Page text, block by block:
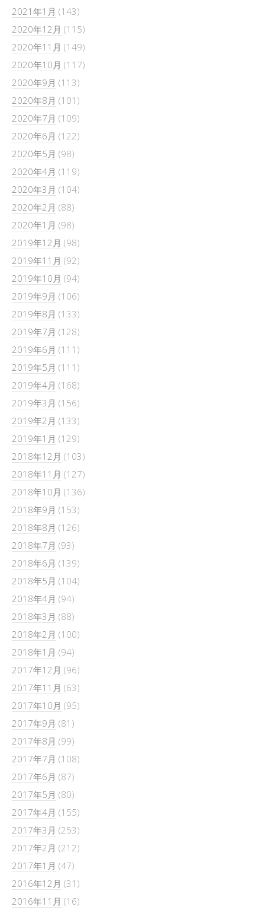
2021年1月 (143)
2020年12月 (115)
2020年11月 (149)
2020年10月 (117)
2020年9月 (113)
2020年8月 (101)
2020年7月 (109)
2020年6月 (122)
2020年5月 (98)
2020年4月 (119)
2020年3月 (104)
2020年2月 (88)
2020年1月 (98)
2019年12月 (98)
2019年11月 (92)
2019年10月 (94)
2019年9月 (106)
2019年8月 (133)
2019年7月 (128)
2019年6月 (111)
2019年5月 (111)
2019年4月 (168)
2019年3月 (156)
2019年2月 (133)
2019年1月 (129)
2018年12月 (103)
2018年11月 (127)
2018年10月 (136)
2018年9月 (153)
2018年8月 (126)
2018年7月 (93)
2018年6月 (139)
2018年5月 (104)
2018年4月 (94)
2018年3月 (88)
2018年2月 (100)
2018年1月 (94)
2017年12月 (96)
2017年11月 (63)
2017年10月 (95)
2017年9月 (81)
2017年8月 (99)
2017年7月 (108)
2017年6月 (87)
2017年5月 (80)
2017年4月 (155)
2017年3月 (253)
2017年2月 (212)
2017年1月 (47)
2016年12月 (31)
2016年11月 (16)